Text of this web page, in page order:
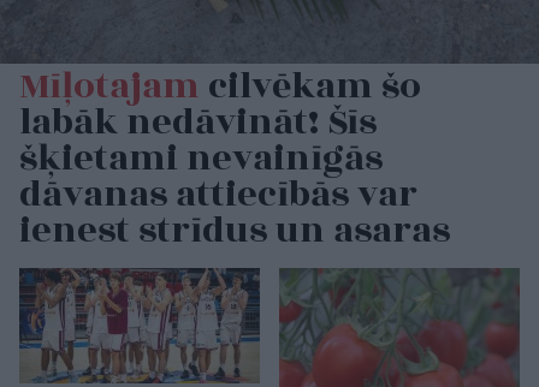
Mīļotajamcilvēkam šo
labāk nedāvināt! Šīs
šķietami nevainīgās
dāvanas attiecībās var
ienest strīdus un asaras